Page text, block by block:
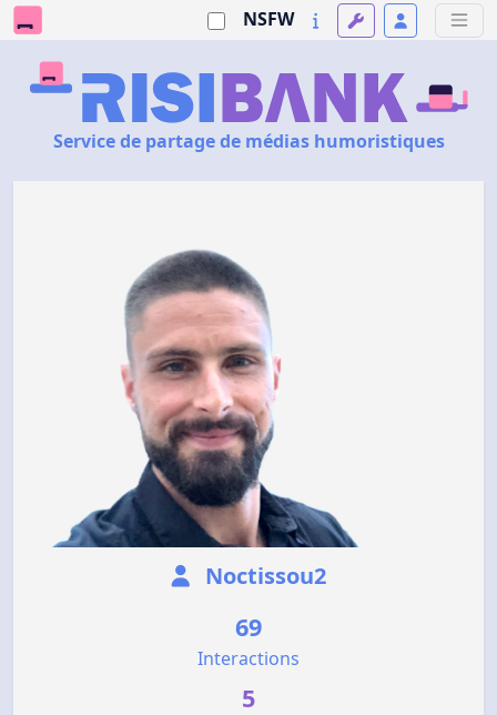
NSFW
Service de partage de médias humoristiques
Noctissou2
69
Interactions
5